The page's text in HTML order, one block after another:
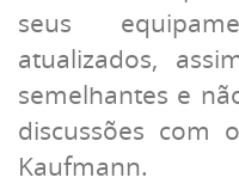
seus
atualizados,
semelhantes e
discussões com
Kaufmann.